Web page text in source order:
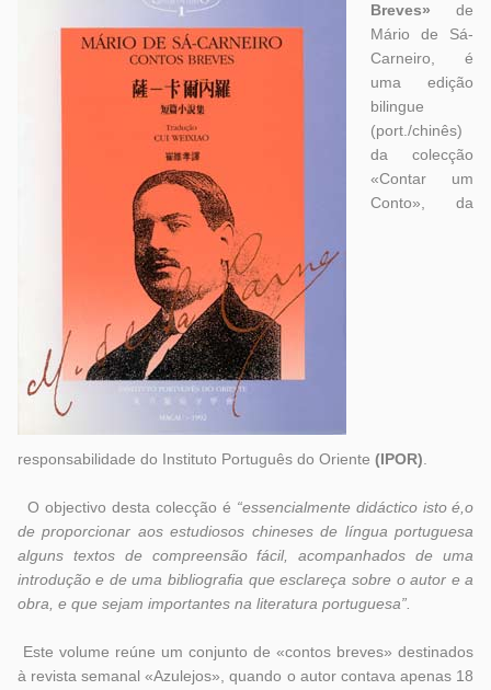
Breves»de
Mário de Sá-
Carneiro, é
uma edição
bilingue
(port./chinês)
da colecção
«Contar um
Conto», da
responsabilidade do Instituto Português do Oriente (IPOR)
O objectivo desta colecção é “essencialmente didáctico isto é,o
de proporcionar aos estudiosos chineses de língua portuguesa
alguns textos de compreensão fácil, acompanhados de uma
introdução e de uma bibliografia que esclareça sobre o autor e a
obra, e que sejam importantes na literatura portuguesa”.
Este volume reúne um conjunto de «contos breves» destinados
à revista semanal «Azulejos», quando o autor contava apenas 18